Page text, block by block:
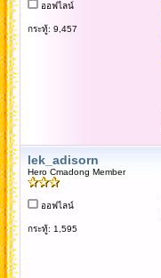
ออฟไลน์
กระทู้: 9,457
lek_adisorn
Hero Cmadong Member
ออฟไลน์
กระทู้: 1,595